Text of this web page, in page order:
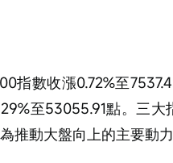
指數收漲0.72%至
至53055.91點。三
推動大盤向上的主要動力